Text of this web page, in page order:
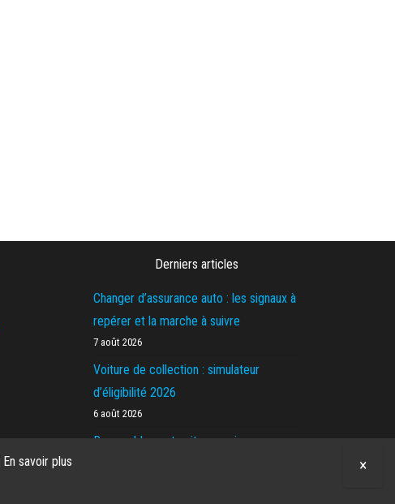
Derniers articles
Changer d’assurance auto : les signaux à
repérer et la marche à suivre
7 août 2026
Voiture de collection : simulateur
d’éligibilité 2026
6 août 2026
Rassemblement voiture ancienne en
×
En savoir plus